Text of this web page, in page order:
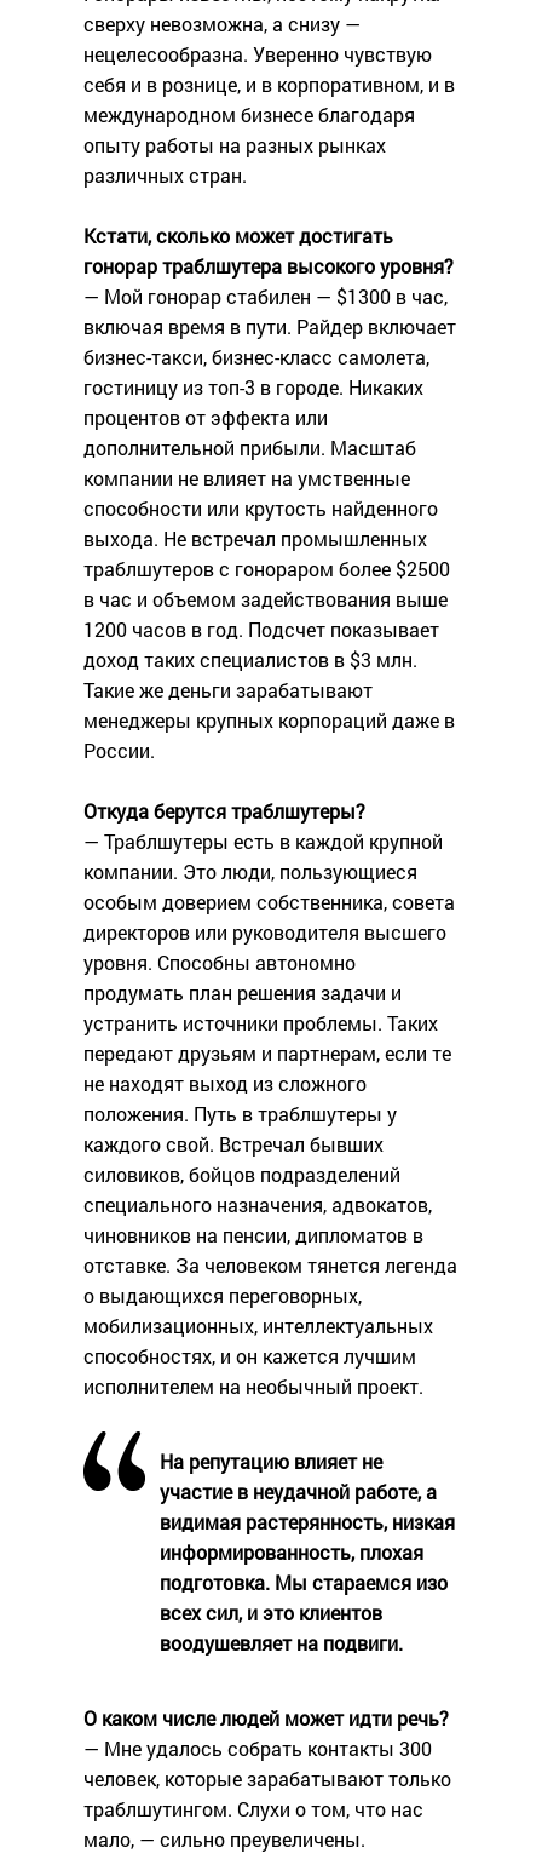
сверху невозможна, а снизу —
нецелесообразна. Уверенно чувствую
себя и в рознице, и в корпоративном, и в
международном бизнесе благодаря
опыту работы на разных рынках
различных стран.
Кстати, сколько может достигать
гонорар траблшутера высокого уровня?
— Мой гонорар стабилен — $1300 в час,
включая время в пути. Райдер включает
бизнес-такси, бизнес-класс самолета,
гостиницу из топ-3 в городе. Никаких
процентов от эффекта или
дополнительной прибыли. Масштаб
компании не влияет на умственные
способности или крутость найденного
выхода. Не встречал промышленных
траблшутеров с гонораром более $2500
в час и объемом задействования выше
1200 часов в год. Подсчет показывает
доход таких специалистов в $3 млн.
Такие же деньги зарабатывают
менеджеры крупных корпораций даже в
России.
Откуда берутся траблшутеры?
— Траблшутеры есть в каждой крупной
компании. Это люди, пользующиеся
особым доверием собственника, совета
директоров или руководителя высшего
уровня. Способны автономно
продумать план решения задачи и
устранить источники проблемы. Таких
передают друзьям и партнерам, если те
не находят выход из сложного
положения. Путь в траблшутеры у
каждого свой. Встречал бывших
силовиков, бойцов подразделений
специального назначения, адвокатов,
чиновников на пенсии, дипломатов в
отставке. За человеком тянется легенда
о выдающихся переговорных,
мобилизационных, интеллектуальных
способностях, и он кажется лучшим
исполнителем на необычный проект.
На репутацию влияет не
участие в неудачной работе, а
видимая растерянность, низкая
информированность, плохая
подготовка. Мы стараемся изо
всех сил, и это клиентов
воодушевляет на подвиги.
О каком числе людей может идти речь?
— Мне удалось собрать контакты 300
человек, которые зарабатывают только
траблшутингом. Слухи о том, что нас
мало, — сильно преувеличены.